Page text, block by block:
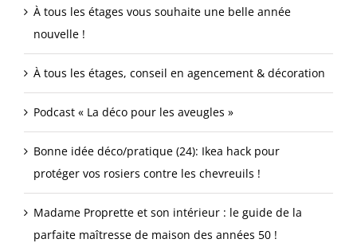
À tous les étages vous souhaite une belle année
nouvelle !
À tous les étages, conseil en agencement & décoration
Podcast « La déco pour les aveugles »
Bonne idée déco/pratique (24): Ikea hack pour
protéger vos rosiers contre les chevreuils !
Madame Proprette et son intérieur : le guide de la
parfaite maîtresse de maison des années 50 !